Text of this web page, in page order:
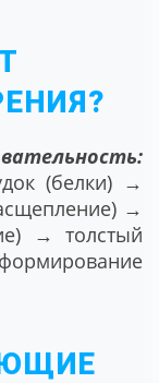
(белки) →
→
→ толстый